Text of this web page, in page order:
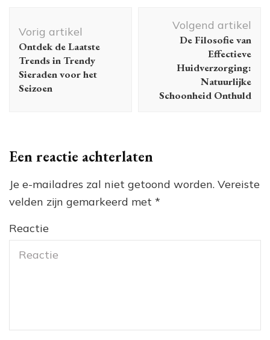
Vorig artikel
Ontdek de Laatste
Trends in Trendy
Sieraden voor het
Seizoen
Volgend artikel
De Filosofie van
Effectieve
Huidverzorging:
Natuurlijke
Schoonheid Onthuld
Een reactie achterlaten
Je e-mailadres zal niet getoond worden. Vereiste
velden zijn gemarkeerd met *
Reactie